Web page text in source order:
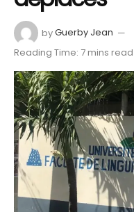
byGuerby Jean
Reading Time: 7 mins read